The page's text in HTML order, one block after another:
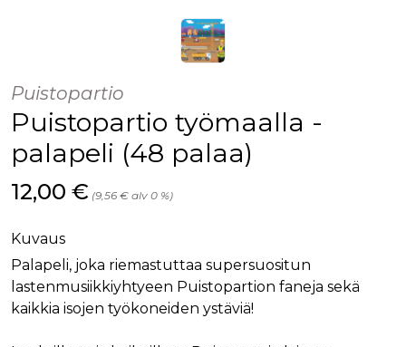
Puistopartio
Puistopartio työmaalla -
palapeli (48 palaa)
Hinta nyt
12,00 € (9,56 € alv 0 %)
Kuvaus
Palapeli, joka riemastuttaa supersuositun
lastenmusiikkiyhtyeen Puistopartion faneja sekä
kaikkia isojen työkoneiden ystäviä!